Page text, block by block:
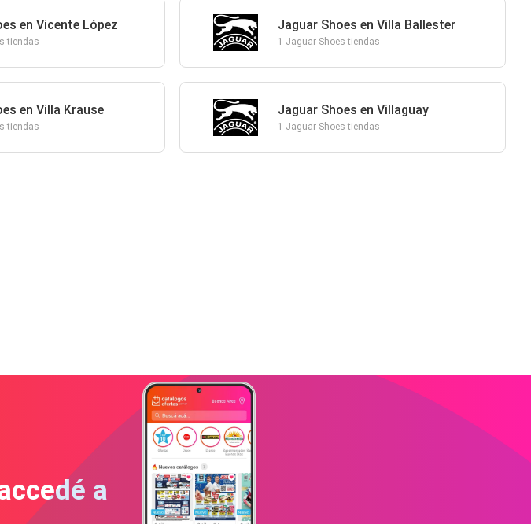
en Vicente López
tiendas
Jaguar Shoes en Villa Ballester
1 Jaguar Shoes tiendas
en Villa Krause
tiendas
Jaguar Shoes en Villaguay
1 Jaguar Shoes tiendas
a